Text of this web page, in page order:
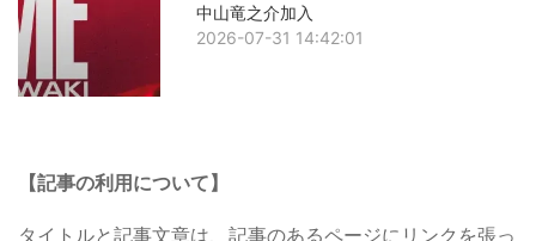
中山竜之介加入
2026-07-31 14:42:01
【記事の利用について】
タイトルと記事文章は、記事のあるページにリンクを張っ